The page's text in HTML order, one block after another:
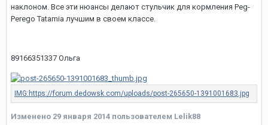
наклоном. Все эти нюансы делают стульчик для кормления Peg-
Perego Tatamia лучшим в своем классе.
89166351337 Ольга
Изменено 29 января 2014 пользователем Lelik88